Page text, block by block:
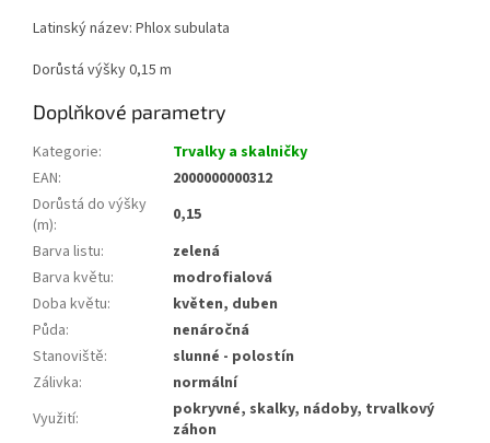
Latinský název: Phlox subulata
Dorůstá výšky 0,15 m
Doplňkové parametry
Kategorie:
Trvalky a skalničky
EAN:
2000000000312
Dorůstá do výšky
(m):
0,15
Barva listu:
zelená
Barva květu:
modrofialová
Doba květu:
květen, duben
Půda:
nenáročná
Stanoviště:
slunné - polostín
Zálivka:
normální
Využití:
pokryvné, skalky, nádoby, trvalkový
záhon